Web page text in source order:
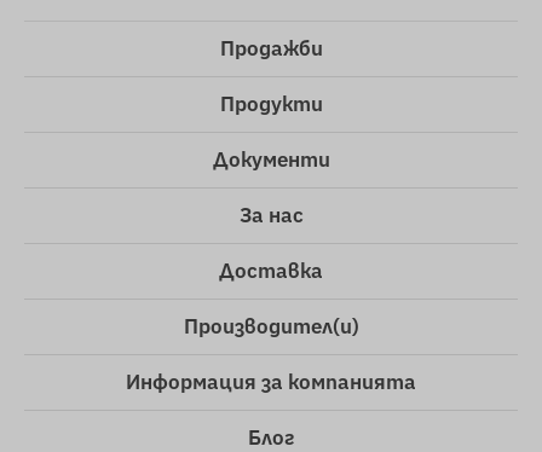
Продажби
Продукти
Документи
За нас
Доставка
Производител(и)
Информация за компанията
Блог